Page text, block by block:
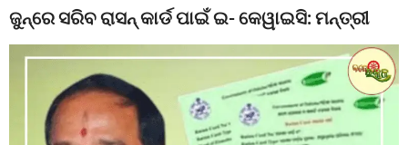
ଜୁନ୍‌ରେ ସରିବ ରାସନ୍‌ କାର୍ଡ ପାଇଁ ଇ- କେୱାଇସି: ମନ୍ତ୍ରୀ